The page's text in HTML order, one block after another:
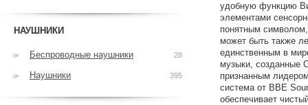
удобную функцию
элементами
понятным
может быть также
единственным в
музыки, созданные
признанным
система от BBE
обеспечивает
НАУШНИКИ
Беспроводные наушники 28
Наушники 395